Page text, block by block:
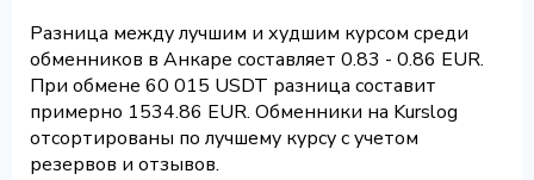
Разница между лучшим и худшим курсом среди
обменников в Анкаре составляет 0.83 - 0.86 EUR.
При обмене 60 015 USDT разница составит
примерно 1534.86 EUR. Обменники на Kurslog
отсортированы по лучшему курсу с учетом
резервов и отзывов.